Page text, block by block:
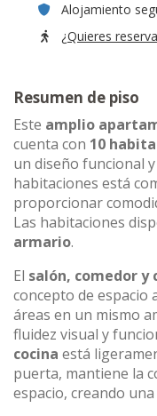
Alojamiento
¿Quieres
Resumen de piso
Este amplio
cuenta con 10
un diseño funcional
habitaciones está
proporcionar
Las habitaciones
armario.
El salón, comedor y
concepto de
áreas en un mismo
fluidez visual y
cocina está
puerta, mantiene la
espacio, creando